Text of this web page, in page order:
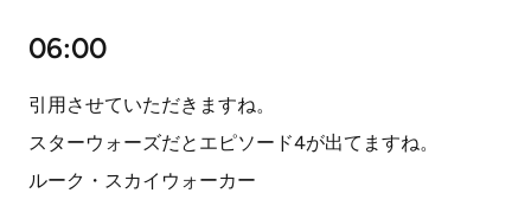
06:00
引用させていただきますね。
スターウォーズだとエピソード4が出てますね。
ルーク・スカイウォーカー